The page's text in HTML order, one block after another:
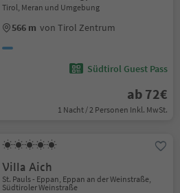
Tirol, Meran und Umgebung
566 m von Tirol Zentrum
Südtirol Guest Pass
ab 72€
1 Nacht / 2 Personen Inkl. MwSt.
Villa Aich
St. Pauls - Eppan, Eppan an der Weinstraße,
Südtiroler Weinstraße